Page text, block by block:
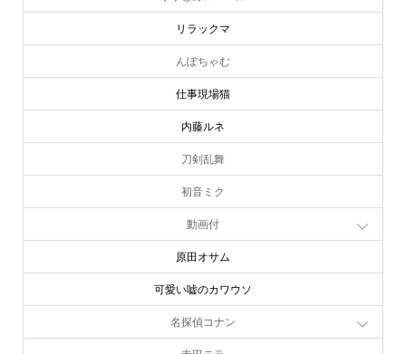
リサとガスパール
リラックマ
んぽちゃむ
仕事現場猫
内藤ルネ
刀剣乱舞
初音ミク
動画付
原田オサム
可愛い嘘のカワウソ
名探偵コナン